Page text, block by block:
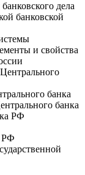
дела
банковской
и свойства
банка
банка
РФ
РФ